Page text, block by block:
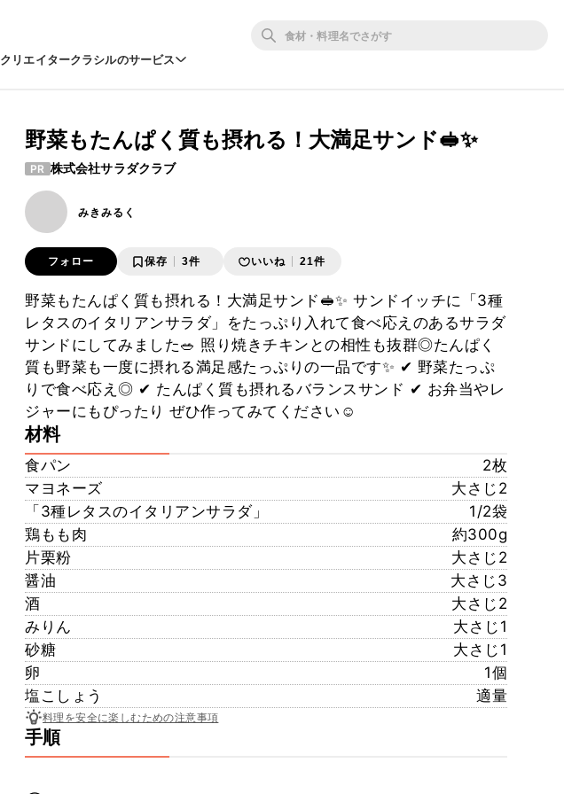
クリエイタークラシルのサービス
野菜もたんぱく質も摂れる！大満足サンド🥪✨
PR 株式会社サラダクラブ
みきみるく
フォロー 保存 3件 いいね 21件
野菜もたんぱく質も摂れる！大満足サンド🥪✨ サンドイッチに「3種
レタスのイタリアンサラダ」をたっぷり入れて食べ応えのあるサラダ
サンドにしてみました🥗 照り焼きチキンとの相性も抜群◎たんぱく
質も野菜も一度に摂れる満足感たっぷりの一品です✨ ✔︎ 野菜たっぷ
りで食べ応え◎ ✔︎ たんぱく質も摂れるバランスサンド ✔︎ お弁当やレ
ジャーにもぴったり ぜひ作ってみてください☺️
材料
食パン
2枚
マヨネーズ
大さじ2
「3種レタスのイタリアンサラダ」
1/2袋
鶏もも肉
約300g
片栗粉
大さじ2
醤油
大さじ3
酒
大さじ2
みりん
大さじ1
砂糖
大さじ1
卵
1個
塩こしょう
適量
料理を安全に楽しむための注意事項
手順